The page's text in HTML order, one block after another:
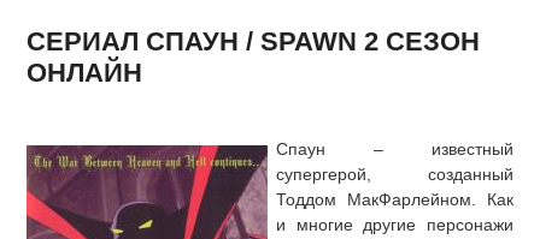
СЕРИАЛ СПАУН / SPAWN 2 СЕЗОН
ОНЛАЙН
Спаун – известный
супергерой, созданный
Тоддом МакФарлейном. Как
и многие другие персонажи